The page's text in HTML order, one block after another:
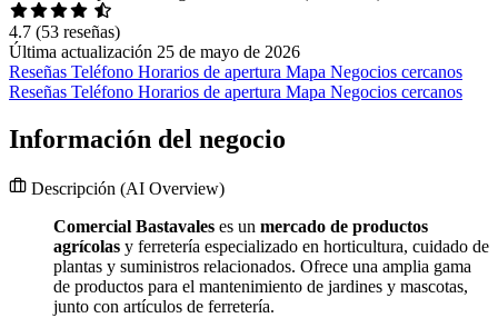
4.7 (53 reseñas)
Última actualización 25 de mayo de 2026
Reseñas Teléfono Horarios de apertura Mapa Negocios cercanos
Reseñas Teléfono Horarios de apertura Mapa Negocios cercanos
Información del negocio
Descripción (AI Overview)
Comercial Bastavales es un mercado de productos
agrícolas y ferretería especializado en horticultura, cuidado de
plantas y suministros relacionados. Ofrece una amplia gama
de productos para el mantenimiento de jardines y mascotas,
junto con artículos de ferretería.